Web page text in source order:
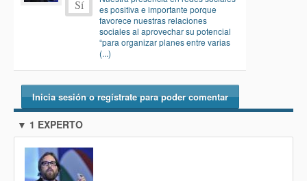
Sí
es positiva e importante porque
favorece nuestras relaciones
sociales al aprovechar su potencial
“para organizar planes entre varias
(...)
Inicia sesión o regístrate para poder comentar
▼ 1 EXPERTO